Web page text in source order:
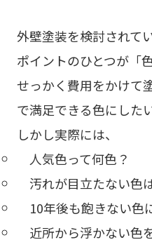
外壁塗装を検討されて
ポイントのひとつが「
せっかく費用をかけて
で満足できる色にした
しかし実際には、
人気色って何色？
汚れが目立たない色
10年後も飽きない色
近所から浮かない色